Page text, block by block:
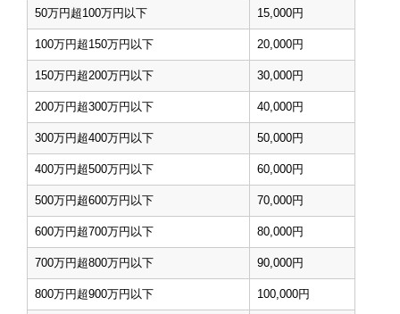
50万円超100万円以下 15,000円
100万円超150万円以下 20,000円
150万円超200万円以下 30,000円
200万円超300万円以下 40,000円
300万円超400万円以下 50,000円
400万円超500万円以下 60,000円
500万円超600万円以下 70,000円
600万円超700万円以下 80,000円
700万円超800万円以下 90,000円
800万円超900万円以下 100,000円